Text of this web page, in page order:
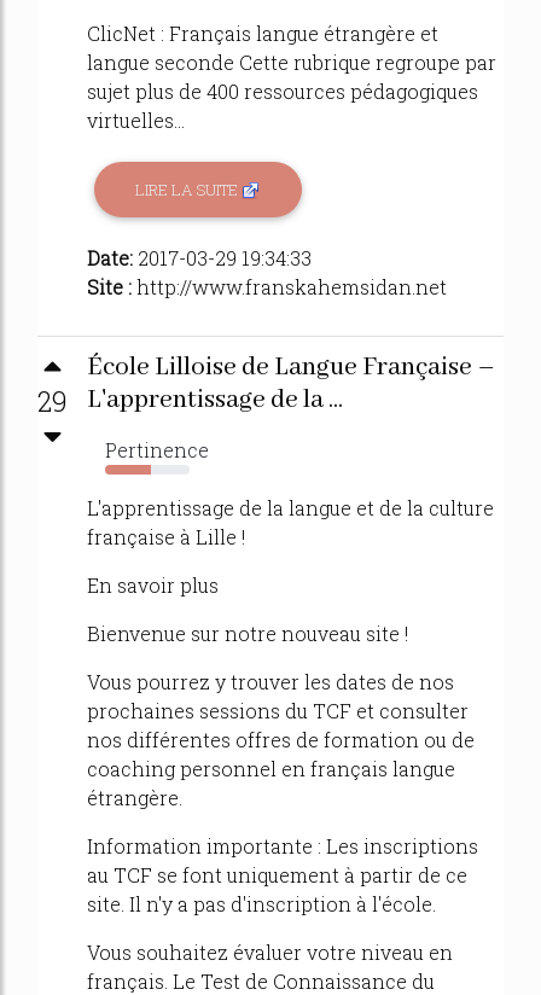
ClicNet : Français langue étrangère et
langue seconde Cette rubrique regroupe par
sujet plus de 400 ressources pédagogiques
virtuelles...
LIRE LA SUITE
Date: 2017-03-29 19:34:33
Site :http://www.franskahemsidan.net
29
École Lilloise de Langue Française –
L'apprentissage de la ...
Pertinence
54%
L'apprentissage de la langue et de la culture
française à Lille !
En savoir plus
Bienvenue sur notre nouveau site !
Vous pourrez y trouver les dates de nos
prochaines sessions du TCF et consulter
nos différentes offres de formation ou de
coaching personnel en français langue
étrangère.
Information importante : Les inscriptions
au TCF se font uniquement à partir de ce
site. Il n'y a pas d'inscription à l'école.
Vous souhaitez évaluer votre niveau en
français. Le Test de Connaissance du